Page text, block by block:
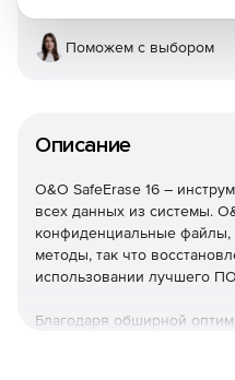
Описание
O&O SafeErase 16 –
всех данных из системы.
конфиденциальные файлы,
методы, так что
использовании лучшего
Благодаря обширной
Поможем с выбором